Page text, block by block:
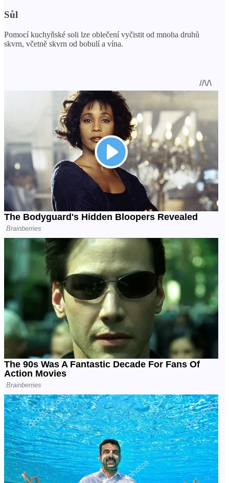
Sůl
Pomocí kuchyňské soli lze oblečení vyčistit od mnoha druhů
skvrn, včetně skvrn od bobulí a vína.